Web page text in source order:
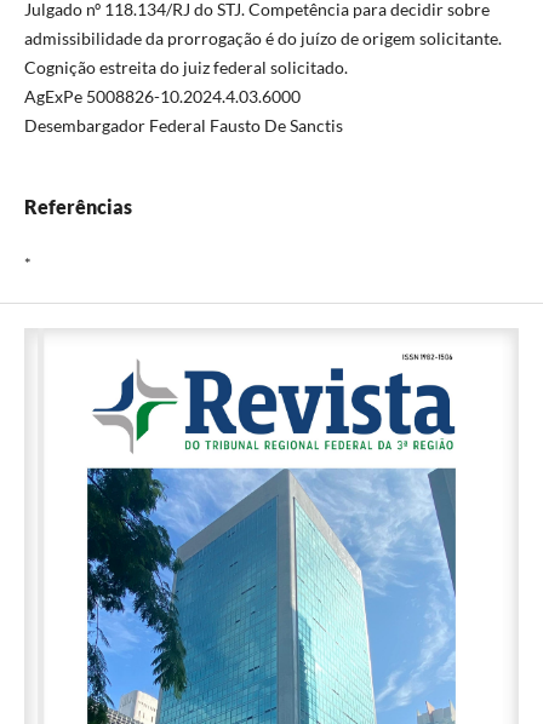
Julgado nº 118.134/RJ do STJ. Competência para decidir sobre
admissibilidade da prorrogação é do juízo de origem solicitante.
Cognição estreita do juiz federal solicitado.
AgExPe 5008826-10.2024.4.03.6000
Desembargador Federal Fausto De Sanctis
Referências
*